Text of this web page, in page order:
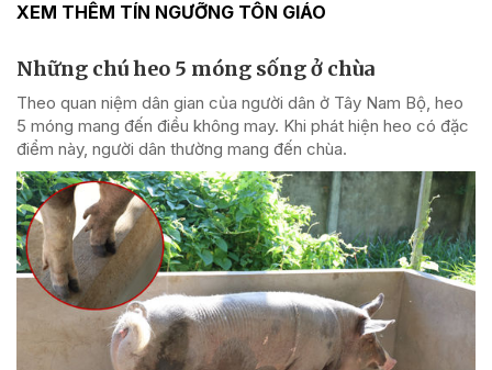
XEM THÊM TÍN NGƯỠNG TÔN GIÁO
Những chú heo 5 móng sống ở chùa
Theo quan niệm dân gian của người dân ở Tây Nam Bộ, heo
5 móng mang đến điều không may. Khi phát hiện heo có đặc
điểm này, người dân thường mang đến chùa.